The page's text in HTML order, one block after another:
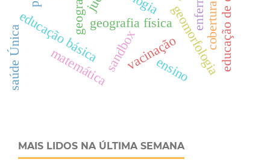
geografia físicageomorfologia
sandboxvacinação
ensino
educação básica
matemática
saúde Única
MAIS LIDOS NA ÚLTIMA SEMANA